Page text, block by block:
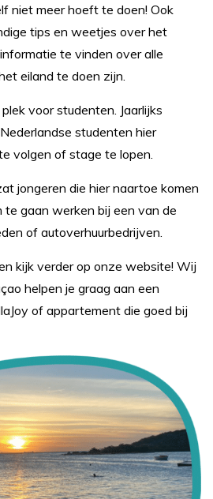
niet meer hoeft te doen! Ook
tips en weetjes over het
te vinden over alle
eiland te doen zijn.
voor studenten. Jaarlijks
studenten hier
volgen of stage te lopen.
jongeren die hier naartoe komen
te gaan werken bij een van de
of autoverhuurbedrijven.
kijk verder op onze website! Wij
helpen je graag aan een
of appartement die goed bij